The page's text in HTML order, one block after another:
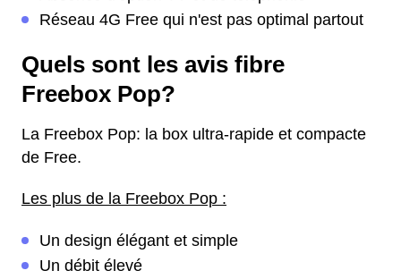
Réseau 4G Free qui n'est pas optimal partout
Quels sont les avis fibre
Freebox Pop?
La Freebox Pop: la box ultra-rapide et compacte
de Free.
Les plus de la Freebox Pop :
Un design élégant et simple
Un débit élevé